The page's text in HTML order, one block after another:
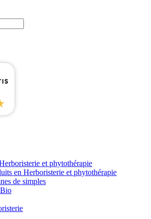
et phytothérapie
en Herboristerie et phytothérapie
de simples